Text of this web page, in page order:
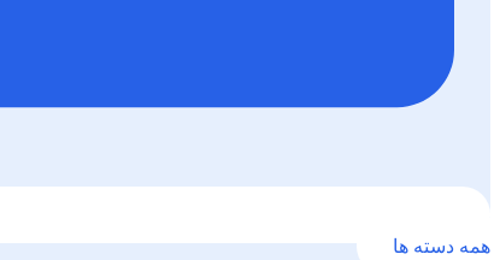
همه دسته ها